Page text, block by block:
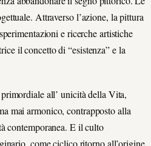
Attraverso l’azione, la pittura
e ricerche artistiche
il concetto di “esistenza” e la
all’ unicità della Vita,
mai armonico, contrapposto alla
contemporanea. E il culto
come ciclico ritorno all’origine